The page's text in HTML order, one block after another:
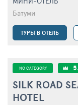
Батуми
ТУРЫ В ОТЕЛЬ
NO CATEGORY
SILK ROAD
HOTEL